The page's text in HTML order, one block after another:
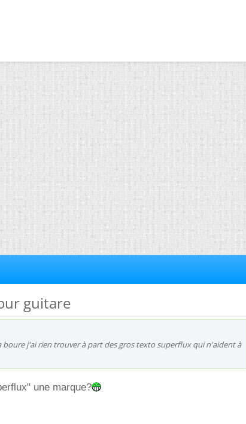
guitare
boure j'ai rien trouver à part des gros texto superflux qui n'aident à
une marque?